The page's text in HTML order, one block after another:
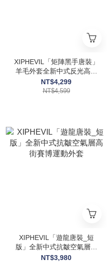
XIPHEVIL「矩陣黑手唐裝」
羊毛外套全新中式反光高街
修身賽博龐克
NT$4,299
NT$4,599
XIPHEVIL「遊龍唐裝_短
版」全新中式抗皺空氣層高
街賽博運動外套
NT$3,980